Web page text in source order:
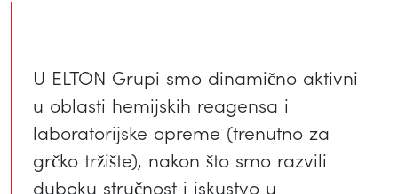
U ELTON Grupi smo dinamično aktivni
u oblasti hemijskih reagensa i
laboratorijske opreme (trenutno za
grčko tržište), nakon što smo razvili
duboku stručnost i iskustvo u